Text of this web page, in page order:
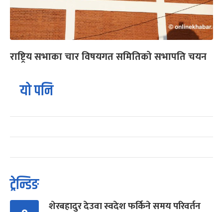
राष्ट्रिय सभाका चार विषयगत समितिको सभापति चयन
यो पनि
ट्रेन्डिङ
शेरबहादुर देउवा स्वदेश फर्किने समय परिवर्तन